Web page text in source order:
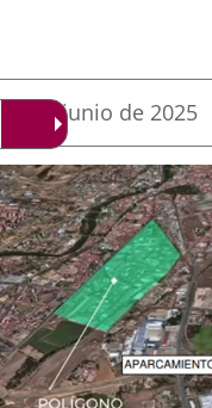
Fecha
la
noticia
10 de junio de 2025